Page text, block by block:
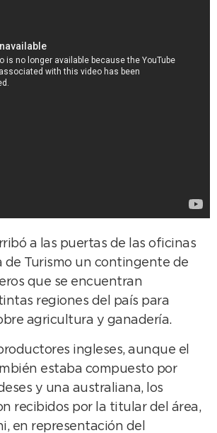
a las puertas de las oficinas
de Turismo un contingente de
que se encuentran
regiones del país para
agricultura y ganadería.
ingleses, aunque el
estaba compuesto por
y una australiana, los
recibidos por la titular del área,
en representación del